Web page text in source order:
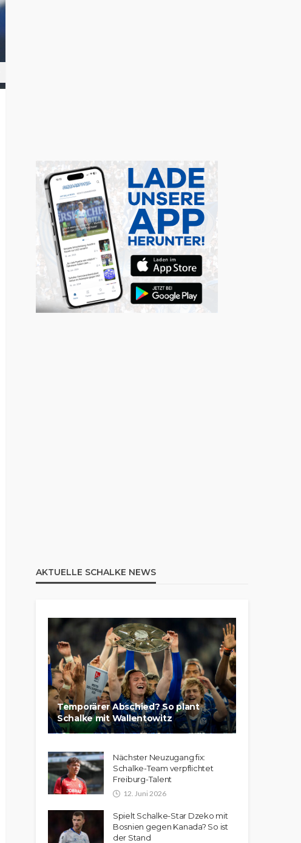
AKTUELLE SCHALKE NEWS
Temporärer Abschied? So plant
Schalke mit Wallentowitz
Nächster Neuzugang fix:
Schalke-Team verpflichtet
Freiburg-Talent
12. Juni 2026
Spielt Schalke-Star Dzeko mit
Bosnien gegen Kanada? So ist
der Stand